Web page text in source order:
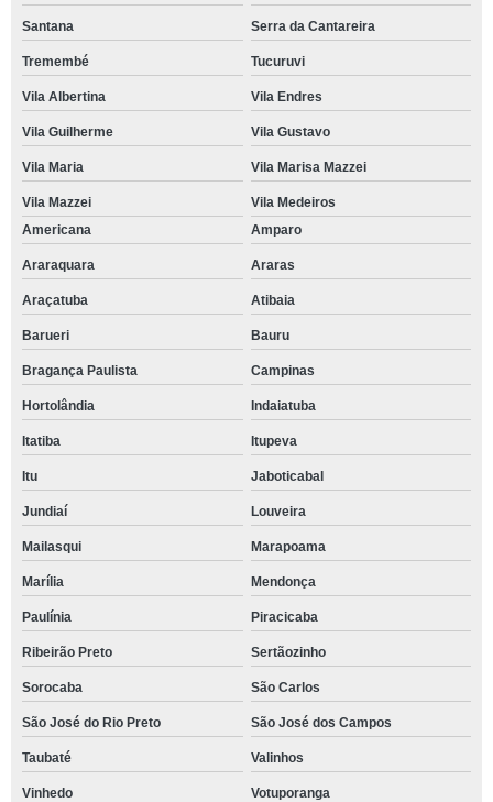
Santana Serra da Cantareira
Tremembé Tucuruvi
Vila Albertina Vila Endres
Vila Guilherme Vila Gustavo
Vila Maria Vila Marisa Mazzei
Vila Mazzei
Vila Medeiros
Americana
Amparo
Araraquara Araras
Araçatuba Atibaia
Barueri Bauru
Bragança Paulista Campinas
Hortolândia Indaiatuba
Itatiba Itupeva
Itu Jaboticabal
Jundiaí Louveira
Mailasqui Marapoama
Marília Mendonça
Paulínia Piracicaba
Ribeirão Preto Sertãozinho
Sorocaba São Carlos
São José do Rio Preto São José dos Campos
Taubaté Valinhos
Vinhedo
Votuporanga